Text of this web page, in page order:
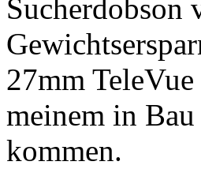
Sucherdobson
27mm
meinem in
kommen.